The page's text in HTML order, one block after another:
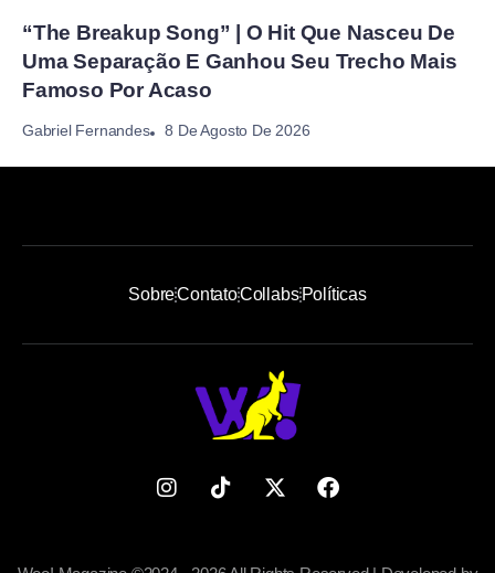
“The Breakup Song” | O Hit Que Nasceu De
Uma Separação E Ganhou Seu Trecho Mais
Famoso Por Acaso
Gabriel Fernandes 8 De Agosto De 2026
SobreContatoCollabsPolíticas